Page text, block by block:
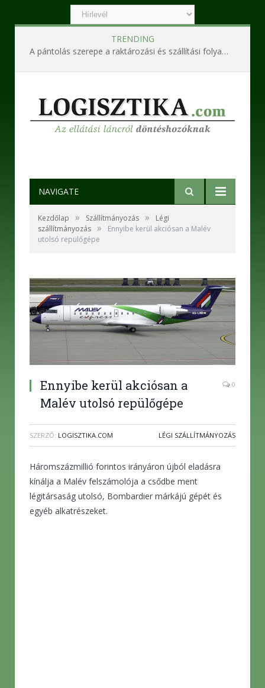
TRENDING
A pántolás szerepe a raktározási és szállítási folyamatokban
NAVIGATE
Kezdőlap » Szállítmányozás »
Légi
szállítmányozás »
Ennyibe kerül akciósan a Malév
utolsó repülőgépe
Ennyibe kerül akciósan a
Malév utolsó repülőgépe
0
SZERZŐ: LOGISZTIKA.COM LÉGI SZÁLLÍTMÁNYOZÁS
Háromszázmillió forintos irányáron újból eladásra
kínálja a Malév felszámolója a csődbe ment
légitársaság utolsó, Bombardier márkájú gépét és
egyéb alkatrészeket.